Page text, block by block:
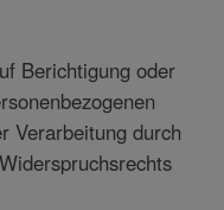
Berichtigung oder
Verarbeitung durch